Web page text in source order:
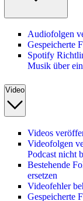
Audiofolgen
Gespeicherte
Spotify
Musik über
Video
Videos
Videofolgen
Podcast nicht
Bestehende
ersetzen
Videofehler
Gespeicherte